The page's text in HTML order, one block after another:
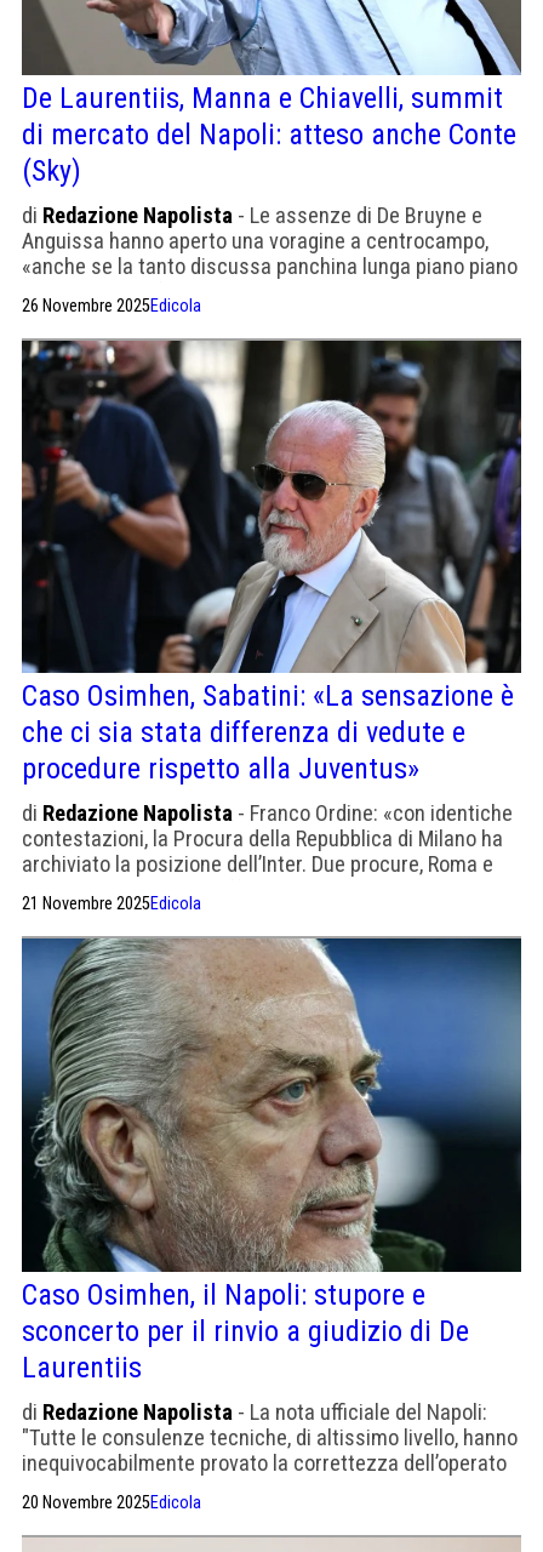
De Laurentiis, Manna e Chiavelli, summit
di mercato del Napoli: atteso anche Conte
(Sky)
di Redazione Napolista - Le assenze di De Bruyne e
Anguissa hanno aperto una voragine a centrocampo,
«anche se la tanto discussa panchina lunga piano piano
26 Novembre 2025Edicola
Caso Osimhen, Sabatini: «La sensazione è
che ci sia stata differenza di vedute e
procedure rispetto alla Juventus»
di Redazione Napolista - Franco Ordine: «con identiche
contestazioni, la Procura della Repubblica di Milano ha
archiviato la posizione dell’Inter. Due procure, Roma e
Milano, due decisioni differenti»
21 Novembre 2025Edicola
Caso Osimhen, il Napoli: stupore e
sconcerto per il rinvio a giudizio di De
Laurentiis
di Redazione Napolista - La nota ufficiale del Napoli:
"Tutte le consulenze tecniche, di altissimo livello, hanno
inequivocabilmente provato la correttezza dell’operato
20 Novembre 2025Edicola